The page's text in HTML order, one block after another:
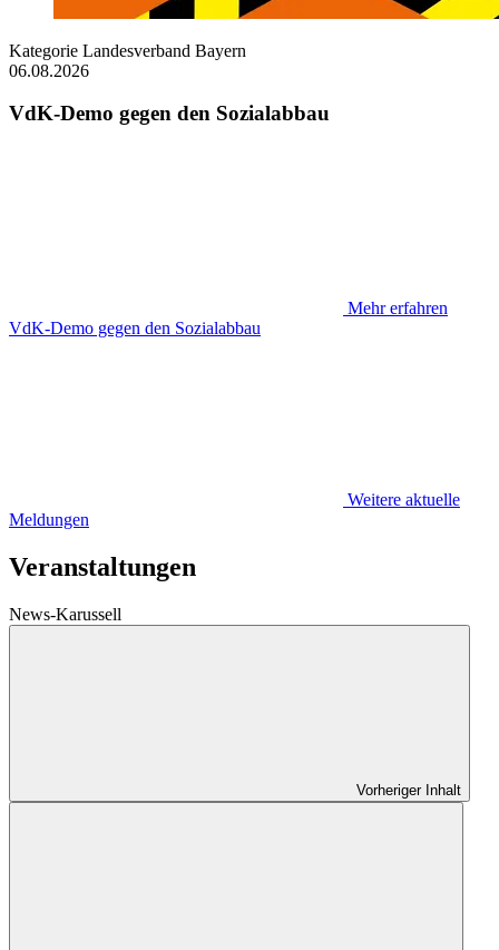
Kategorie Landesverband Bayern
06.08.2026
VdK-Demo gegen den Sozialabbau
Mehr erfahren
VdK-Demo gegen den Sozialabbau
Weitere aktuelle
Meldungen
Veranstaltungen
News-Karussell
Vorheriger Inhalt